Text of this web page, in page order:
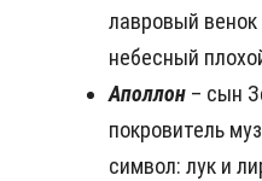
лавровый венок
небесный
Аполлон – сын
покровитель
символ: лук и